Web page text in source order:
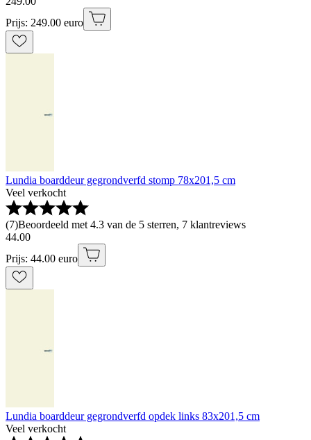
Prijs: 249.00 euro
Lundia boarddeur gegrondverfd stomp 78x201,5 cm
Veel verkocht
(7)Beoordeeld met 4.3 van de 5 sterren, 7 klantreviews
44.00
Prijs: 44.00 euro
Lundia boarddeur gegrondverfd opdek links 83x201,5 cm
Veel verkocht